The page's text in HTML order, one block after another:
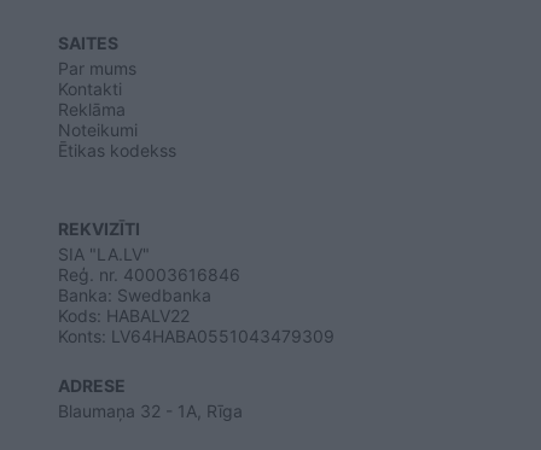
SAITES
Par mums
Kontakti
Reklāma
Noteikumi
Ētikas kodekss
REKVIZĪTI
SIA "LA.LV"
Reģ. nr. 40003616846
Banka: Swedbanka
Kods: HABALV22
Konts: LV64HABA0551043479309
ADRESE
Blaumaņa 32 - 1A, Rīga